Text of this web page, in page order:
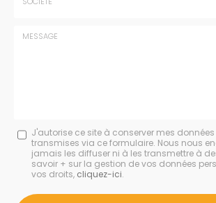
Message
J'autorise ce site à conserver mes
transmises via ce formulaire. Nous nous
jamais les diffuser ni à les transmettre à
savoir + sur la gestion de vos données
vos droits, cliquez-ici.
Acceptation